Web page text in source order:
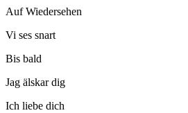
Auf Wiedersehen
Vi ses snart
Bis bald
Jag älskar dig
Ich liebe dich